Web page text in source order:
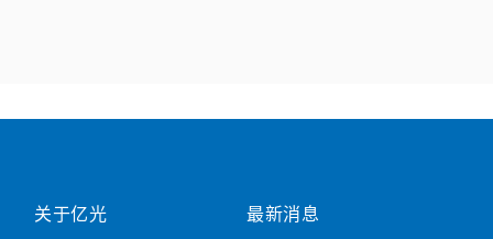
关于亿光 最新消息